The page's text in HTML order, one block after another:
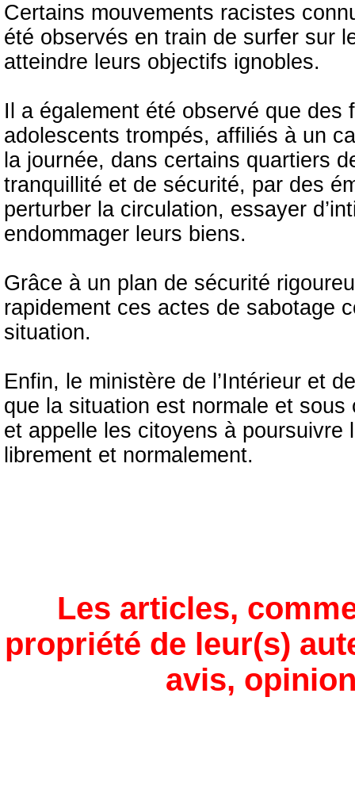
Certains mouvements racistes
été observés en train de surfer sur
atteindre leurs objectifs ignobles.
Il a également été observé que
adolescents trompés, affiliés à un
la journée, dans certains quartiers
tranquillité et de sécurité, par des
perturber la circulation, essayer
endommager leurs biens.
Grâce à un plan de sécurité
rapidement ces actes de sabotage
situation.
Enfin, le ministère de l’Intérieur et
que la situation est normale et sous
et appelle les citoyens à
librement et normalement.
Les articles,
propriété de leur(s)
avis,